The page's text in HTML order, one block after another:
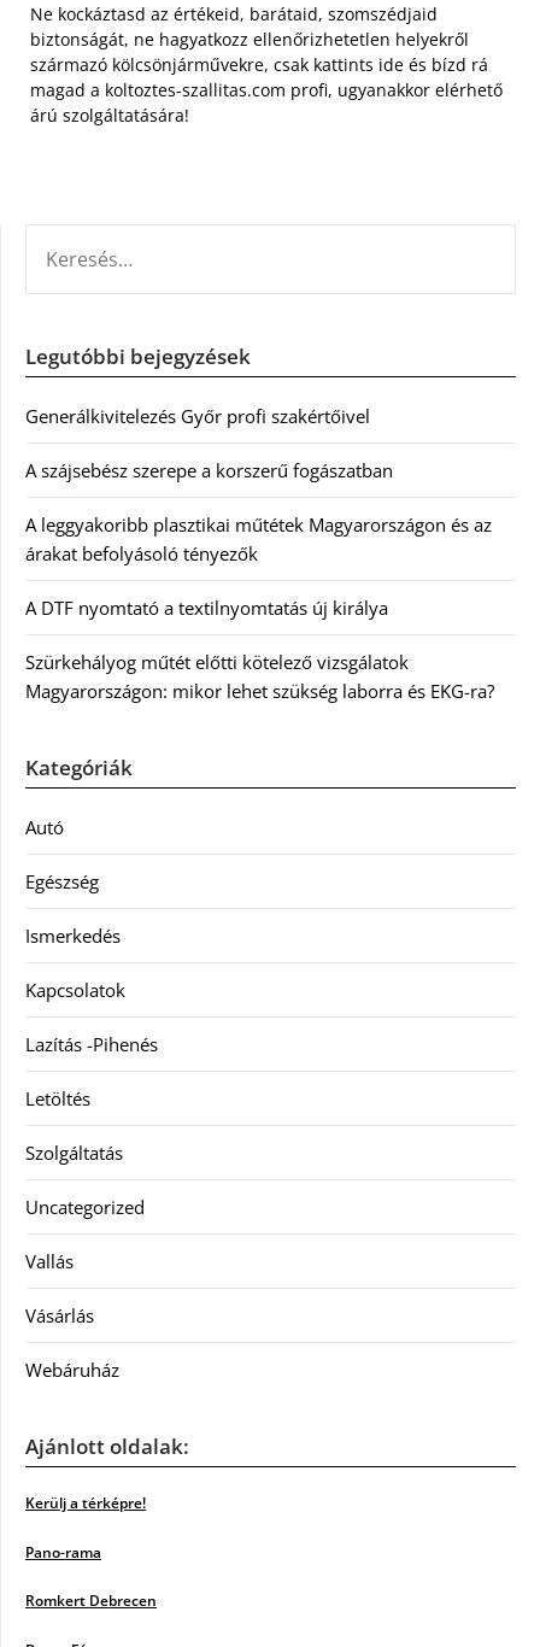
Ne kockáztasd az értékeid, barátaid, szomszédjaid
biztonságát, ne hagyatkozz ellenőrizhetetlen helyekről
származó kölcsönjárművekre, csak kattints ide és bízd rá
magad a koltoztes-szallitas.com profi, ugyanakkor elérhető
árú szolgáltatására!
Legutóbbi bejegyzések
Generálkivitelezés Győr profi szakértőivel
A szájsebész szerepe a korszerű fogászatban
A leggyakoribb plasztikai műtétek Magyarországon és az
árakat befolyásoló tényezők
A DTF nyomtató a textilnyomtatás új királya
Szürkehályog műtét előtti kötelező vizsgálatok
Magyarországon: mikor lehet szükség laborra és EKG-ra?
Kategóriák
Autó
Egészség
Ismerkedés
Kapcsolatok
Lazítás -Pihenés
Letöltés
Szolgáltatás
Uncategorized
Vallás
Vásárlás
Webáruház
Ajánlott oldalak:
Kerülj a térképre!
Pano-rama
Romkert Debrecen